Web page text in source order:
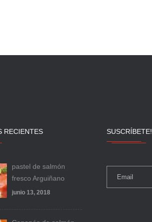
RECIENTES
pastel de salmón
fresco Arguiñano
junio 13, 2018
SUSCRÍBETE!